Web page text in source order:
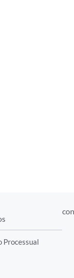
Processual